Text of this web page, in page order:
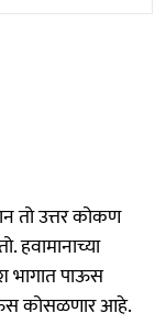
तो उत्तर कोकण
हवामानाच्या
भागात पाऊस
कोसळणार आहे.